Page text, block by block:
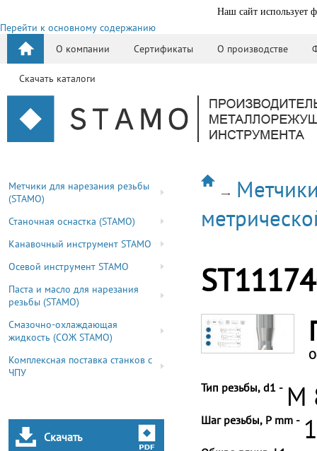
Наш сайт использует
Перейти к основному содержанию
О компании
Сертификаты О производстве
Скачать каталоги
Метчики для нарезания резьбы
(STAMO)
Станочная оснастка (STAMO)
Канавочный инструмент STAMO
Осевой инструмент STAMO
Паста и масло для нарезания
резьбы (STAMO)
Смазочно-охлаждающая
жидкость (СОЖ STAMO)
Комплексная поставка станков с
ЧПУ
Скачать
Тип резьбы, d1 - M
Шаг резьбы, P mm -